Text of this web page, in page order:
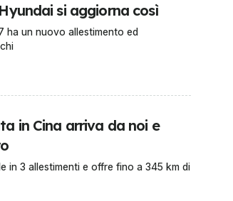
si aggiorna così
ha un nuovo allestimento ed
in Cina arriva da noi e
in 3 allestimenti e offre fino a 345 km di